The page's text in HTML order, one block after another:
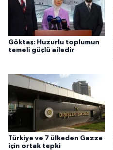
Göktaş: Huzurlu toplumun
temeli güçlü ailedir
Türkiye ve 7 ülkeden Gazze
için ortak tepki